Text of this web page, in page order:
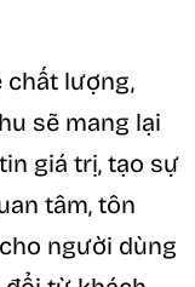
chất lượng,
sẽ mang lại
giá trị, tạo sự
tâm, tôn
người dùng